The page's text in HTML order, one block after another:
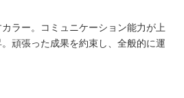
ラー。コミュニケーション能力が上
頑張った成果を約束し、全般的に運